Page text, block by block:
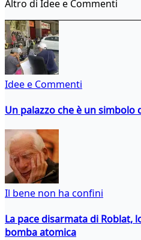
Altro di Idee e Commenti
Idee e Commenti
Un palazzo che è un simbolo
Il bene non ha confini
La pace disarmata di Roblat,
bomba atomica